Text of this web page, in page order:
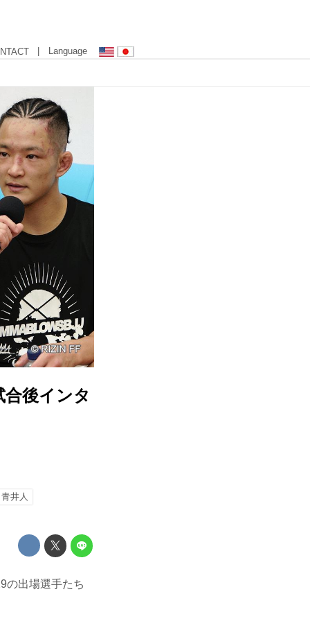
| Language
後インタ
青井人
の出場選手たち